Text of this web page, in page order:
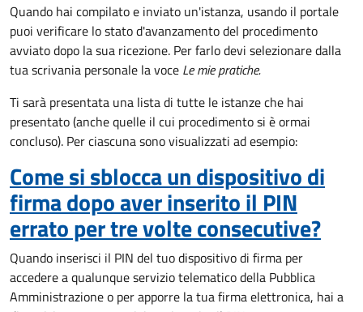
Quando hai compilato e inviato un'istanza, usando il portale
puoi verificare lo stato d'avanzamento del procedimento
avviato dopo la sua ricezione. Per farlo devi selezionare dalla
tua scrivania personale la voce Le mie pratiche.
Ti sarà presentata una lista di tutte le istanze che hai
presentato (anche quelle il cui procedimento si è ormai
concluso). Per ciascuna sono visualizzati ad esempio:
Come si sblocca un dispositivo di
firma dopo aver inserito il PIN
errato per tre volte consecutive?
Quando inserisci il PIN del tuo dispositivo di firma per
accedere a qualunque servizio telematico della Pubblica
Amministrazione o per apporre la tua firma elettronica, hai a